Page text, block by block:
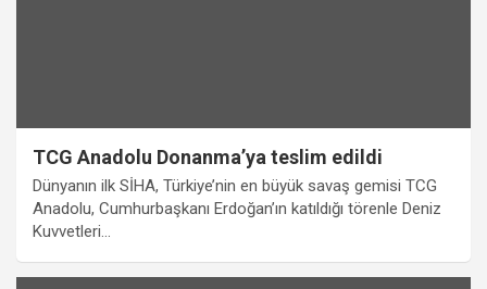
TCG Anadolu Donanma’ya teslim edildi
Dünyanın ilk SİHA, Türkiye’nin en büyük savaş gemisi TCG
Anadolu, Cumhurbaşkanı Erdoğan’ın katıldığı törenle Deniz
Kuvvetleri…